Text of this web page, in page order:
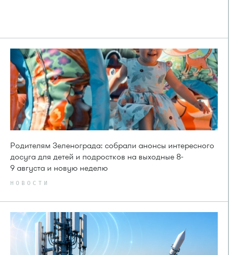
Родителям Зеленограда: собрали анонсы интересного
досуга для детей и подростков на выходные 8-
9 августа и новую неделю
НОВОСТИ